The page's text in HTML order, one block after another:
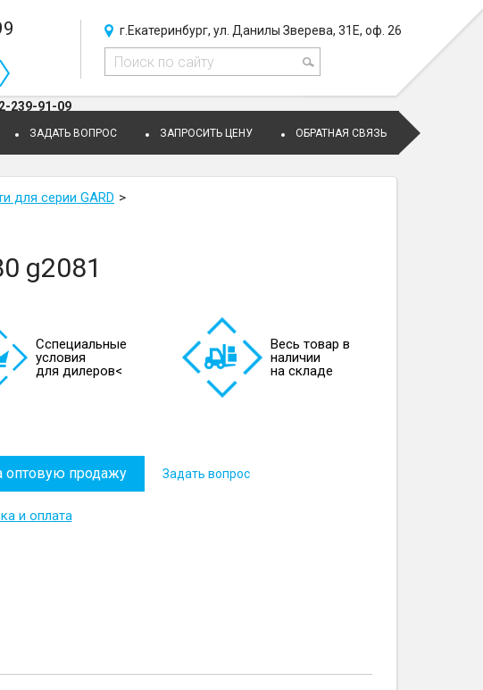
239-91-09
г.Екатеринбург, ул. Данилы Зверева, 31Е, оф. 26
ЗАДАТЬ ВОПРОС ЗАПРОСИТЬ ЦЕНУ ОБРАТНАЯ СВЯЗЬ
для серии GARD
g2081
Cспециальные
условия
для дилеров<
Весь товар в
наличии
на складе
оптовую продажу Задать вопрос
и оплата